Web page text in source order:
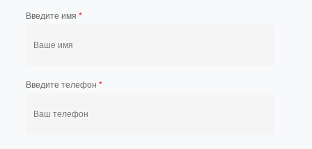
Введите имя *
Введите телефон *